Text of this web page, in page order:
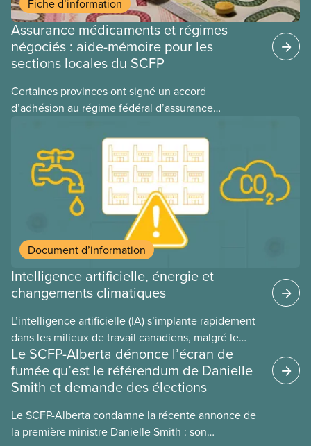
Fiche d’information
Assurance médicaments et régimes
négociés : aide-mémoire pour les
sections locales du SCFP
Certaines provinces ont signé un accord
d’adhésion au régime fédéral d’assurance
ces provinces s’interrogent sur l’incidence que ce
régime pourrait avoir sur leurs avantages
sociaux actuels.
Document d’information
Intelligence artificielle, énergie et
changements climatiques
L’intelligence artificielle (IA) s’implante rapidement
dans les milieux de travail canadiens, malgré le
manque de lois et de règlements pour l’encadrer et
de tests menés en amont. Le présent document
d’information porte sur la consommation
environnementales, le rôle du secteur privé dans
l’intensification de ces conséquences et les
Le SCFP-Alberta dénonce l’écran de
fumée qu’est le référendum de Danielle
Smith et demande des élections
Le SCFP-Alberta condamne la récente annonce de
la première ministre Danielle Smith : son